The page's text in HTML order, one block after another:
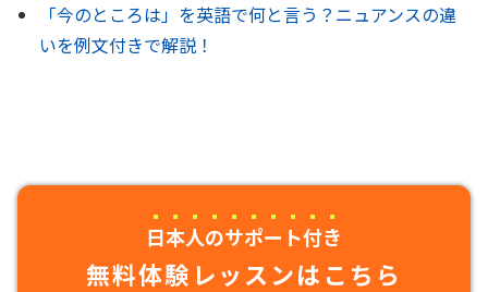
「今のところは」を英語で何と言う？ニュアンスの違
いを例文付きで解説！
日本人のサポート付き
無料体験レッスンはこちら